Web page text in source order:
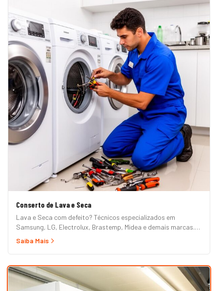
Conserto de Lava e Seca
Lava e Seca com defeito? Técnicos especializados em
Samsung, LG, Electrolux, Brastemp, Midea e demais marcas.
Erros de painel, não centrifuga, não seca, vazamento e mais.
Saiba Mais